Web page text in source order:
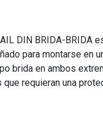
DIN BRIDA-
para montarse en
brida en ambos
requieran una